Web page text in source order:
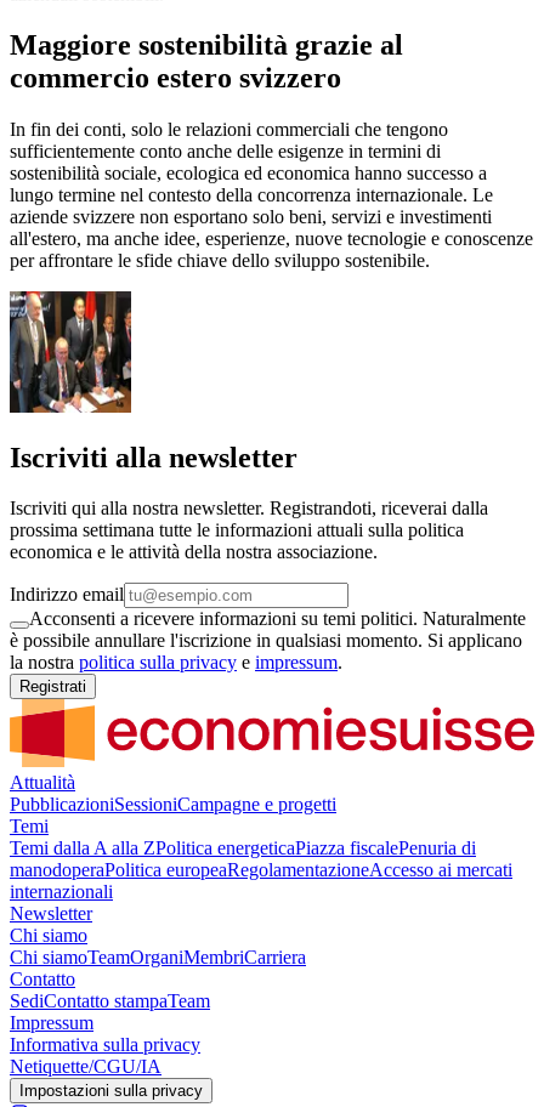
Maggiore sostenibilità grazie al
commercio estero svizzero
In fin dei conti, solo le relazioni commerciali che tengono
sufficientemente conto anche delle esigenze in termini di
sostenibilità sociale, ecologica ed economica hanno successo a
lungo termine nel contesto della concorrenza internazionale. Le
aziende svizzere non esportano solo beni, servizi e investimenti
all'estero, ma anche idee, esperienze, nuove tecnologie e conoscenze
per affrontare le sfide chiave dello sviluppo sostenibile.
Iscriviti alla newsletter
Iscriviti qui alla nostra newsletter. Registrandoti, riceverai dalla
prossima settimana tutte le informazioni attuali sulla politica
economica e le attività della nostra associazione.
Indirizzo email
Acconsenti a ricevere informazioni su temi politici. Naturalmente
è possibile annullare l'iscrizione in qualsiasi momento. Si applicano
la nostra politica sulla privacy e impressum.
Registrati
Attualità
PubblicazioniSessioniCampagne e progetti
Temi
Temi dalla A alla ZPolitica energeticaPiazza fiscalePenuria di
manodoperaPolitica europeaRegolamentazioneAccesso ai mercati
internazionali
Newsletter
Chi siamo
Chi siamoTeamOrganiMembriCarriera
Contatto
SediContatto stampaTeam
Impressum
Informativa sulla privacy
Netiquette/CGU/IA
Impostazioni sulla privacy